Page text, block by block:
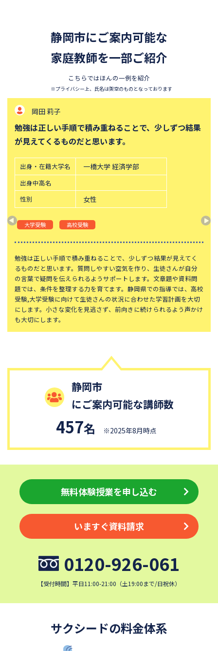
東邦大学付属東邦中学校
須磨学園中学校
北嶺中学校
白百合学園中学校
東京農業大学第一高等学校中
立教新座中学校
桐朋中学校
東京都市大学付属中学校
三田国際科学学園中学校
青山学院中等部
高輪中学校
帝塚山中学校
中央大学附属横浜中学校
六甲学院中学校
青山学院横浜英和中学校
神奈川大学附属中学校
大宮開成中学校
法政大学第二中学校
品川女子学院中等部
東京都立桜修館中等教育学校
頌栄女子学院中学校
田園調布学園中等部
東山中学校
山手学院中学校
函館ラ・サール中学校
城北中学校
恵泉女学園中学校
千代田区立九段中等教育学校
大妻中学校
滝中学校
土佐中学校
中央大学附属中学校
桐蔭学園中等教育学校
細田学園中学校
帝京大学中学校
淑徳中学校
昌平中学校
成城中学校
日本大学中学校
麗澤中学校
同志社香里中学校
埼玉栄中学校
城北埼玉中学校
浦和ルーテル学院中学校
昭和学院中学校
東京女学館中学校
目黒日本大学中学校
関東学院中学校
星野学園中学校
かえつ有明中学校
浜中学校
カリタス女子中学校
東京電機大学中学校
静岡市にご案内可能な
家庭教師を一部ご紹介
こちらではほんの一例を紹介
※プライバシー上、氏名は架空のものとなっております
岡田 莉子
勉強は正しい手順で積み重ねることで、少しずつ結果
が見えてくるものだと思います。
出身・在籍大学名 一橋大学 経済学部
出身中高名
性別
女性
大学受験 高校受験
勉強は正しい手順で積み重ねることで、少しずつ結果が見えてく
るものだと思います。質問しやすい空気を作り、生徒さんが自分
の言葉で疑問を伝えられるようサポートします。文章題や資料問
題では、条件を整理する力を育てます。静岡県での指導では、高校
受験,大学受験に向けて生徒さんの状況に合わせた学習計画を大切
にします。小さな変化を見逃さず、前向きに続けられるよう声かけ
も大切にします。
静岡市
にご案内可能な講師数
457名 ※2025年8月時点
無料体験授業を申し込む
いますぐ資料請求
0120-926-061
【受付時間】平日11:00-21:00（土19:00まで/日祝休）
サクシードの料金体系